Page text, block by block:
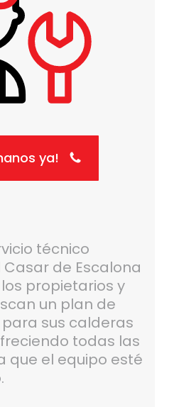
ya!
técnico
de Escalona
propietarios y
un plan de
sus calderas
todas las
que el equipo esté